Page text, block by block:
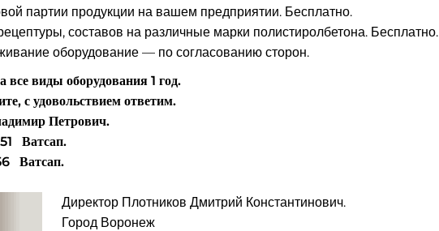
партии продукции на вашем предприятии. Бесплатно.
составов на различные марки полистиролбетона. Бесплатно.
оборудование — по согласованию сторон.
все виды оборудования 1 год.
с удовольствием ответим.
Петрович.
Ватсап.
Ватсап.
Директор Плотников Дмитрий Константинович.
Город Воронеж